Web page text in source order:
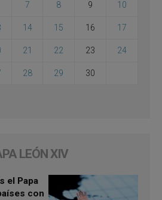
7 8 9 10
14 15 16 17
21 22 23 24
28 29 30
LEÓN XIV
el Papa
con